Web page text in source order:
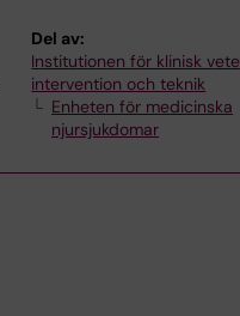
Del av:
Institutionen för klinisk
intervention och teknik
Enheten för medicinska
njursjukdomar